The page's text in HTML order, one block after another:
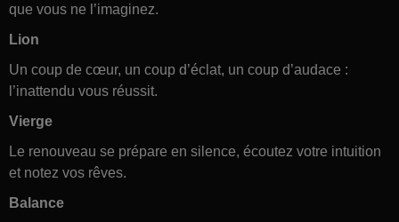
que vous ne l’imaginez.
Lion
Un coup de cœur, un coup d’éclat, un coup d’audace :
l’inattendu vous réussit.
Vierge
Le renouveau se prépare en silence, écoutez votre intuition
et notez vos rêves.
Balance